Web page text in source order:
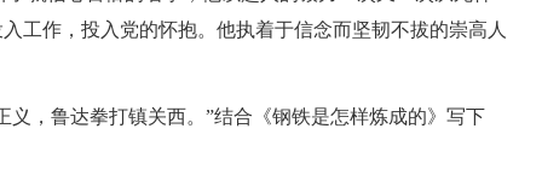
工作，投入党的怀抱。他执着于信念而坚韧不拔的崇高人
，鲁达拳打镇关西。”结合《钢铁是怎样炼成的》写下